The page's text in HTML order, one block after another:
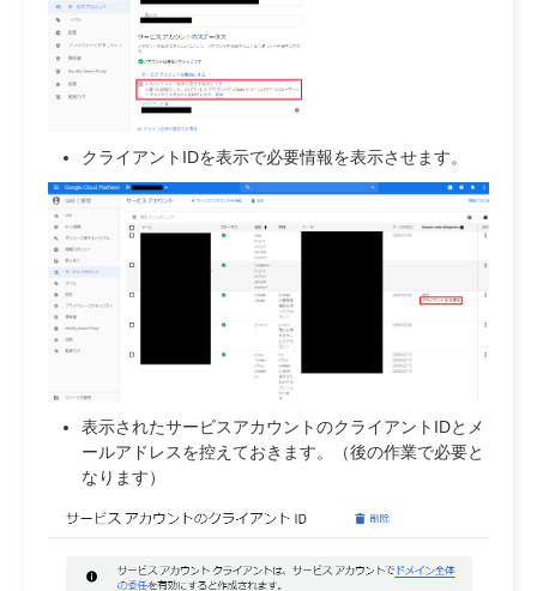
クライアントIDを表示で必要情報を表示させます。
表示されたサービスアカウントのクライアントIDとメ
ールアドレスを控えておきます。（後の作業で必要と
なります）